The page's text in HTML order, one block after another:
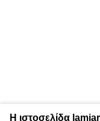
Η ιστοσελίδα